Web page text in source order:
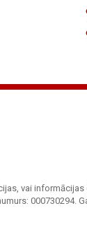
vai
000730294.